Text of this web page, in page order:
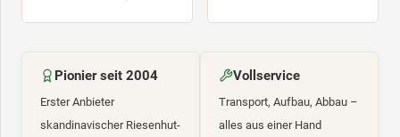
Pionier seit 2004
Erster Anbieter
skandinavischer Riesenhut-
Vollservice
Transport, Aufbau, Abbau –
alles aus einer Hand